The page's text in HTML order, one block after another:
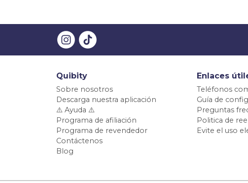
Quibity
Sobre nosotros
Descarga nuestra aplicación
⚠️ Ayuda ⚠️
Programa de afiliación
Programa de revendedor
Contáctenos
Blog
Enlaces
Teléfonos
Guía de
Preguntas
Politica de
Evite el uso